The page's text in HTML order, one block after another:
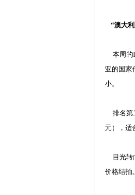
“澳大利
本周的
亚的国家
小。
排名第
元），适
目光转
价格结拍